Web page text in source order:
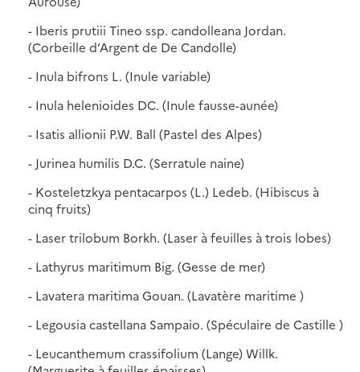
- Iberis prutiii Tineo ssp. candolleana Jordan.
(Corbeille d’Argent de De Candolle)
- Inula bifrons L. (Inule variable)
- Inula helenioides DC. (Inule fausse-aunée)
- Isatis allionii P.W. Ball (Pastel des Alpes)
- Jurinea humilis D.C. (Serratule naine)
- Kosteletzkya pentacarpos (L.) Ledeb. (Hibiscus à
cinq fruits)
- Laser trilobum Borkh. (Laser à feuilles à trois lobes)
- Lathyrus maritimum Big. (Gesse de mer)
- Lavatera maritima Gouan. (Lavatère maritime )
- Legousia castellana Sampaio. (Spéculaire de Castille )
- Leucanthemum crassifolium (Lange) Willk.